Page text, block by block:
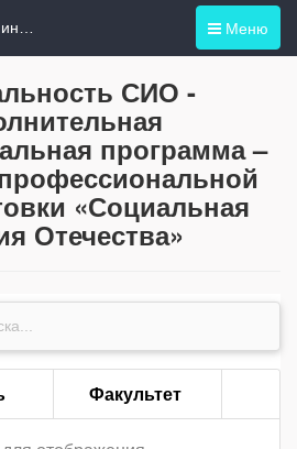
Меню
СИО -
программа –
«Социальная
Отечества»
Факультет